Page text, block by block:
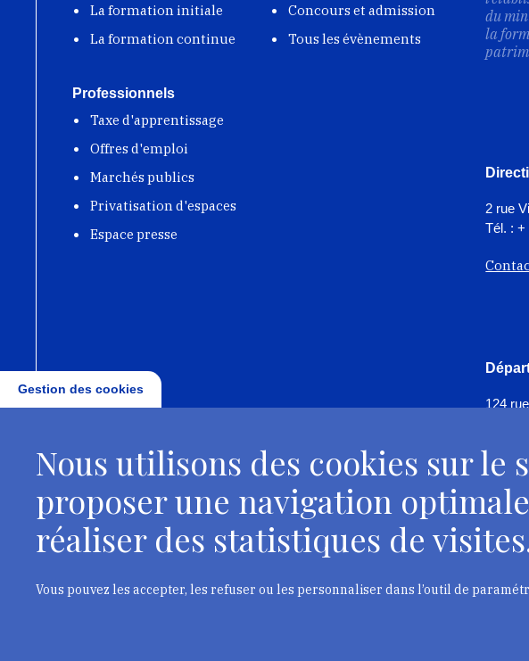
La formation initiale
La formation continue
Concours et admission
Tous les évènements
Professionnels
Taxe d'apprentissage
Offres d'emploi
Marchés publics
Privatisation d'espaces
Espace presse
du
la
2 rue
Tél. : +
124
Gestion des cookies
Nous utilisons des cookies sur le
proposer une navigation
réaliser des statistiques de
Vous pouvez les accepter, les refuser ou les personnaliser dans l’outil de